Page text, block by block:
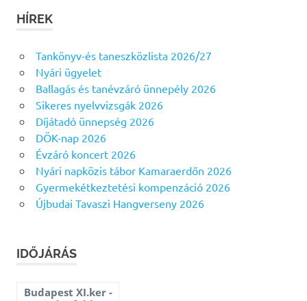
HÍREK
Tankönyv-és taneszközlista 2026/27
Nyári ügyelet
Ballagás és tanévzáró ünnepély 2026
Sikeres nyelvvizsgák 2026
Díjátadó ünnepség 2026
DÖK-nap 2026
Évzáró koncert 2026
Nyári napközis tábor Kamaraerdőn 2026
Gyermekétkeztetési kompenzáció 2026
Újbudai Tavaszi Hangverseny 2026
IDŐJÁRÁS